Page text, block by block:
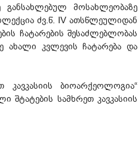
მოსახლეობაზე
ძვ.წ. IV ათსწლეულიდან
ჩატარების შესაძლებლობას
ახალი კვლევის ჩატარება და
ბიოარქეოლოგია“
სამხრეთ კავკასიის